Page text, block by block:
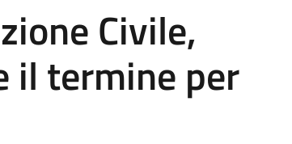
Civile,
il termine per